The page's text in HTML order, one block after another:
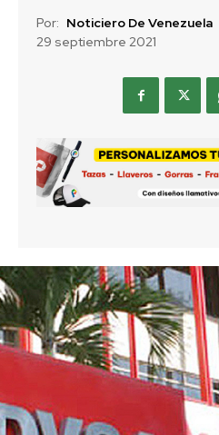
Por: Noticiero De Venezuela
29 septiembre 2021